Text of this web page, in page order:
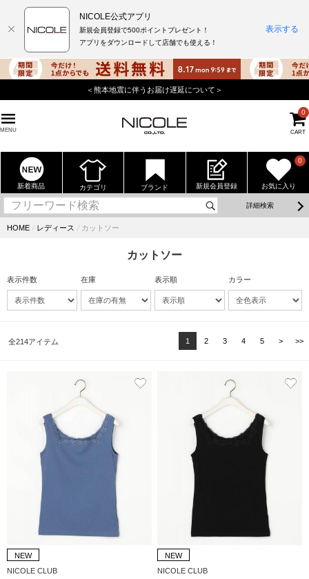
＜熊本地震に伴うお届け遅延について＞
MENU CART
0
新着商品 カテゴリ ブランド 新規会員登録 お気に入り
0
詳細検索
HOME ⁄ レディース ⁄ カットソー
カットソー
表示件数 在庫 表示順 カラー
全214アイテム 1 2 3 4 5 > >>
NEW
NICOLE CLUB
NEW
NICOLE CLUB
NICOLE公式アプリ
新規会員登録で500ポイントプレゼント！
アプリをダウンロードして店舗でも使える！
表示する